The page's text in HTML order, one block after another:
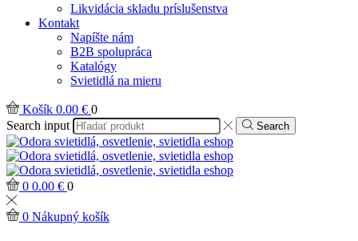
Likvidácia skladu príslušenstva
Kontakt
Napíšte nám
B2B spolupráca
Katalógy
Svietidlá na mieru
Košík 0.00 € 0
Search input
Search
0 0.00 € 0
0 Nákupný košík